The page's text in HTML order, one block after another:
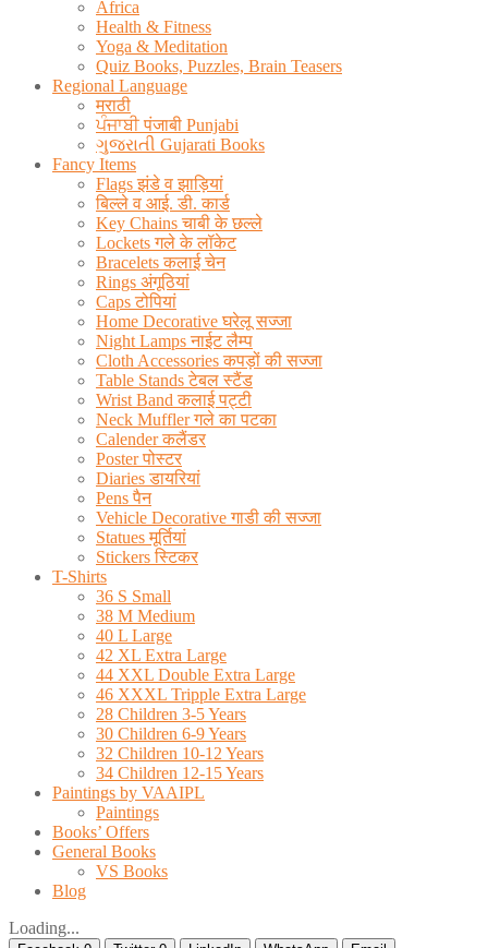
Africa
Health & Fitness
Yoga & Meditation
Quiz Books, Puzzles, Brain Teasers
Regional Language
मराठी
ਪੰਜਾਬੀ पंजाबी Punjabi
ગુજરાતી Gujarati Books
Fancy Items
Flags झंडे व झाड़ियां
बिल्ले व आई. डी. कार्ड
Key Chains चाबी के छल्ले
Lockets गले के लॉकेट
Bracelets कलाई चेन
Rings अंगूठियां
Caps टोपियां
Home Decorative घरेलू सज्जा
Night Lamps नाईट लैम्प
Cloth Accessories कपड़ों की सज्जा
Table Stands टेबल स्टैंड
Wrist Band कलाई पट्टी
Neck Muffler गले का पटका
Calender कलैंडर
Poster पोस्टर
Diaries डायरियां
Pens पैन
Vehicle Decorative गाडी की सज्जा
Statues मूर्तियां
Stickers स्टिकर
T-Shirts
36 S Small
38 M Medium
40 L Large
42 XL Extra Large
44 XXL Double Extra Large
46 XXXL Tripple Extra Large
28 Children 3-5 Years
30 Children 6-9 Years
32 Children 10-12 Years
34 Children 12-15 Years
Paintings by VAAIPL
Paintings
Books’ Offers
General Books
VS Books
Blog
Loading...